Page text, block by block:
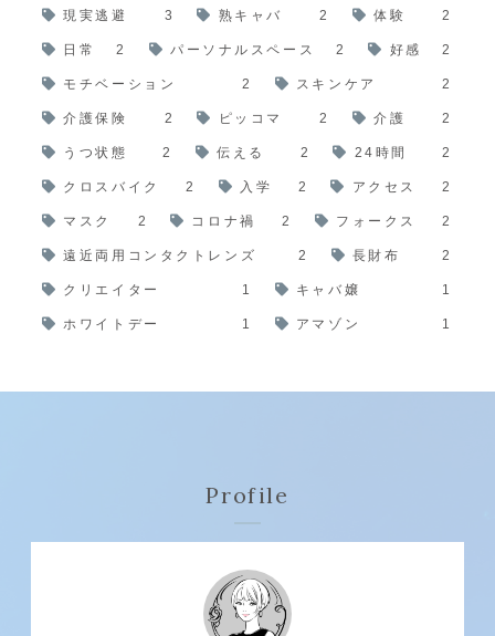
現実逃避 3 熟キャバ 2 体験 2
日常 2 パーソナルスペース 2 好感 2
モチベーション 2 スキンケア 2
介護保険 2 ピッコマ 2 介護 2
うつ状態 2 伝える 2 24時間 2
クロスバイク 2 入学 2 アクセス 2
マスク 2 コロナ禍 2 フォークス 2
遠近両用コンタクトレンズ 2 長財布 2
クリエイター 1 キャバ嬢 1
ホワイトデー 1 アマゾン 1
Profile